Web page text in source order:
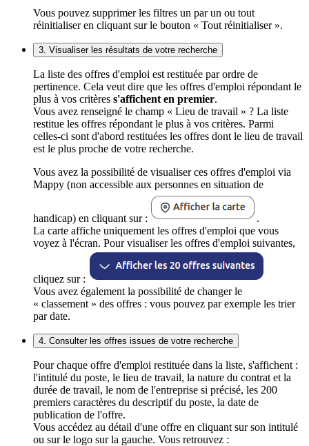
Vous pouvez supprimer les filtres un par un ou tout
réinitialiser en cliquant sur le bouton « Tout réinitialiser ».
3. Visualiser les résultats de votre recherche
La liste des offres d'emploi est restituée par ordre de
pertinence. Cela veut dire que les offres d'emploi répondant le
plus à vos critères s'affichent en premier.
Vous avez renseigné le champ « Lieu de travail » ? La liste
restitue les offres répondant le plus à vos critères. Parmi
celles-ci sont d'abord restituées les offres dont le lieu de travail
est le plus proche de votre recherche.
Vous avez la possibilité de visualiser ces offres d'emploi via
Mappy (non accessible aux personnes en situation de
handicap) en cliquant sur :
.
La carte affiche uniquement les offres d'emploi que vous
voyez à l'écran. Pour visualiser les offres d'emploi suivantes,
cliquez sur :
Vous avez également la possibilité de changer le
« classement » des offres : vous pouvez par exemple les trier
par date.
4. Consulter les offres issues de votre recherche
Pour chaque offre d'emploi restituée dans la liste, s'affichent :
l'intitulé du poste, le lieu de travail, la nature du contrat et la
durée de travail, le nom de l'entreprise si précisé, les 200
premiers caractères du descriptif du poste, la date de
publication de l'offre.
Vous accédez au détail d'une offre en cliquant sur son intitulé
ou sur le logo sur la gauche. Vous retrouvez :